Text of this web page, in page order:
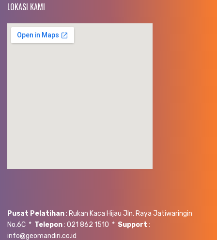
LOKASI KAMI
Pusat Pelatihan: Rukan Kaca Hijau Jln. Raya Jatiwaringin
No.6C * Telepon: 021 862 1510 * Support :
info@geomandiri.co.id